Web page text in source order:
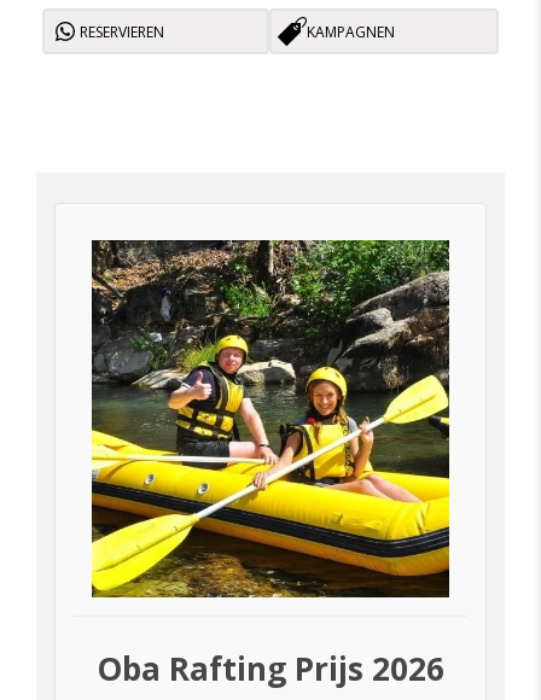
RESERVIEREN KAMPAGNEN
Oba Rafting Prijs 2026